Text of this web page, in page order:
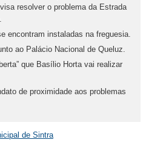
resolver o problema da Estrada
encontram instaladas na freguesia.
ao Palácio Nacional de Queluz.
que Basílio Horta vai realizar
de proximidade aos problemas
de Sintra